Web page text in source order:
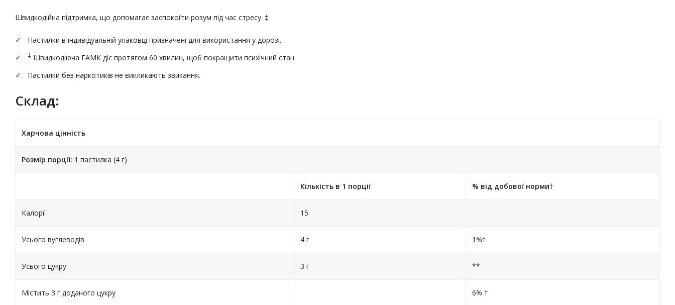
Швидкодійна підтримка, що допомагає заспокоїти розум під час стресу. ‡
Пастилки в індивідуальній упаковці призначені для використання у дорозі.
‡ Швидкодіюча ГАМК діє протягом 60 хвилин, щоб покращити психічний стан.
Пастилки без наркотиків не викликають звикання.
Склад:
Харчова цінність
Розмір порції: 1 пастилка (4 г)
Кількість в 1 порції % від добової норми†
Калорії 15
Усього вуглеводів 4 г 1%†
Усього цукру 3 г **
Містить 3 г доданого цукру 6% †